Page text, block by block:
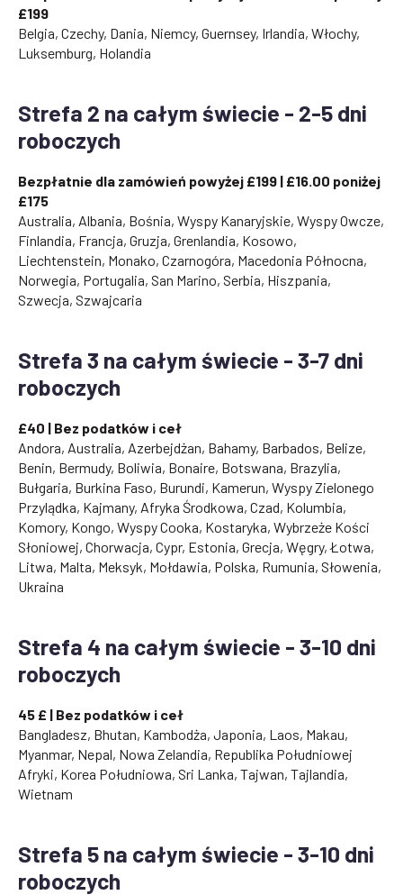
£199
Belgia, Czechy, Dania, Niemcy, Guernsey, Irlandia, Włochy,
Luksemburg, Holandia
Strefa 2 na całym świecie - 2-5 dni
roboczych
Bezpłatnie dla zamówień powyżej £199 | £16.00 poniżej
£175
Australia, Albania, Bośnia, Wyspy Kanaryjskie, Wyspy Owcze,
Finlandia, Francja, Gruzja, Grenlandia, Kosowo,
Liechtenstein, Monako, Czarnogóra, Macedonia Północna,
Norwegia, Portugalia, San Marino, Serbia, Hiszpania,
Szwecja, Szwajcaria
Strefa 3 na całym świecie - 3-7 dni
roboczych
£40 | Bez podatków i ceł
Andora, Australia, Azerbejdżan, Bahamy, Barbados, Belize,
Benin, Bermudy, Boliwia, Bonaire, Botswana, Brazylia,
Bułgaria, Burkina Faso, Burundi, Kamerun, Wyspy Zielonego
Przylądka, Kajmany, Afryka Środkowa, Czad, Kolumbia,
Komory, Kongo, Wyspy Cooka, Kostaryka, Wybrzeże Kości
Słoniowej, Chorwacja, Cypr, Estonia, Grecja, Węgry, Łotwa,
Litwa, Malta, Meksyk, Mołdawia, Polska, Rumunia, Słowenia,
Ukraina
Strefa 4 na całym świecie - 3-10 dni
roboczych
45 £ | Bez podatków i ceł
Bangladesz, Bhutan, Kambodża, Japonia, Laos, Makau,
Myanmar, Nepal, Nowa Zelandia, Republika Południowej
Afryki, Korea Południowa, Sri Lanka, Tajwan, Tajlandia,
Wietnam
Strefa 5 na całym świecie - 3-10 dni
roboczych